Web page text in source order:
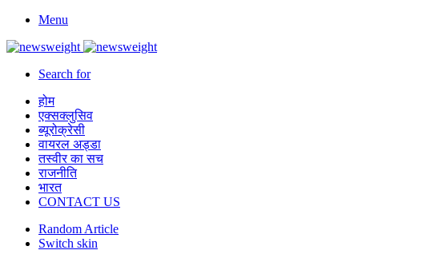
Menu
Search for
होम
एक्सक्लुसिव
ब्यूरोक्रेसी
वायरल अड्डा
तस्वीर का सच
राजनीति
भारत
CONTACT US
Random Article
Switch skin